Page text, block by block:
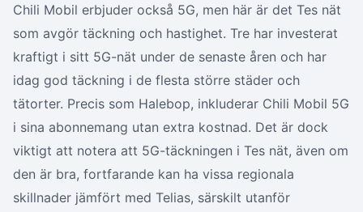
Chili Mobil erbjuder också 5G, men här är det Tes nät
som avgör täckning och hastighet. Tre har investerat
kraftigt i sitt 5G-nät under de senaste åren och har
idag god täckning i de flesta större städer och
tätorter. Precis som Halebop, inkluderar Chili Mobil 5G
i sina abonnemang utan extra kostnad. Det är dock
viktigt att notera att 5G-täckningen i Tes nät, även om
den är bra, fortfarande kan ha vissa regionala
skillnader jämfört med Telias, särskilt utanför